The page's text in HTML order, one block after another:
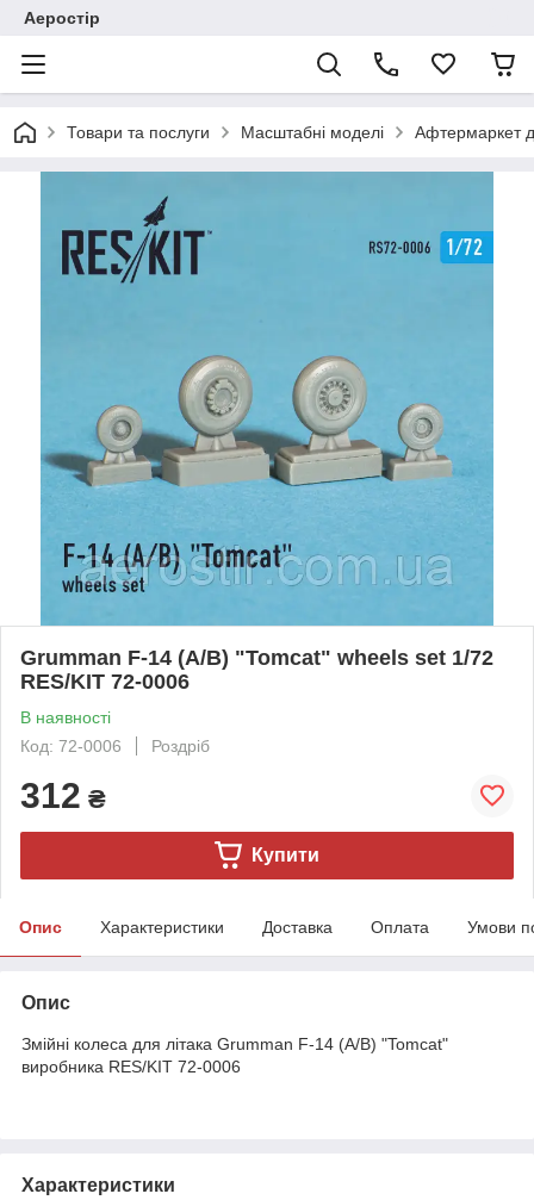
Аеростір
Товари та послуги Масштабні моделі Афтермаркет
Grumman F-14 (A/B) "Tomcat" wheels set 1/72
RES/KIT 72-0006
В наявності
Код: 72-0006
Роздріб
312 ₴
Купити
Опис Характеристики Доставка Оплата Умови
Опис
Змійні колеса для літака Grumman F-14 (A/B) "Tomcat"
виробника RES/KIT 72-0006
Характеристики